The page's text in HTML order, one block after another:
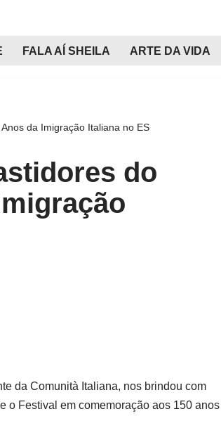
FALA AÍ SHEILA ARTE DA VIDA
da Imigração Italiana no ES
do
da Comunità Italiana, nos brindou com
o Festival em comemoração aos 150 anos